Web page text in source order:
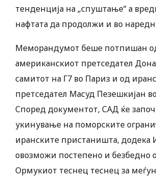
тенденција на „спуштање“ а
нафтата да продолжи и во
Меморандумот беше потпишан
американскиот претседател
самитот на Г7 во Париз и од
претседател Масуд Пезешкијан
Според документот, САД ќе
укинување на поморските
иранските пристаништа, додека
овозможи постепено и безбедно
Ормукиот теснец теснец за